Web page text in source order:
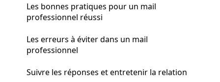
Les bonnes pratiques pour un mail
professionnel réussi
Les erreurs à éviter dans un mail
professionnel
Suivre les réponses et entretenir la relation